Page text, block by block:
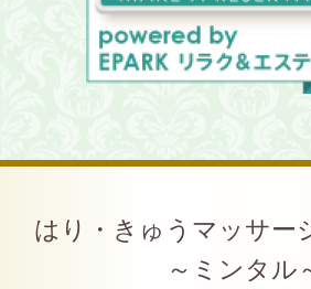
はり・きゅうマッサ
～ミンタル